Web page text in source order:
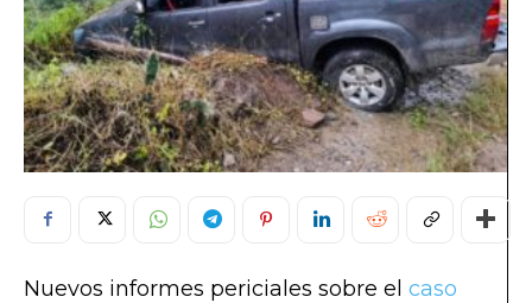
Nuevos informes periciales sobre el caso